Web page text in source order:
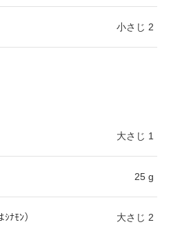
小さじ 2
大さじ 1
25 g
ﾅﾓﾝ） 大さじ 2